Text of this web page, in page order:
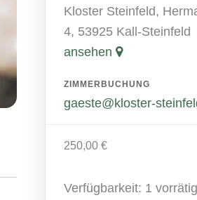
Kloster Steinfeld,
4, 53925 Kall-Steinfeld
ansehen
ZIMMERBUCHUNG
gaeste@kloster-
250,00 €
Verfügbarkeit: 1 vorrätig